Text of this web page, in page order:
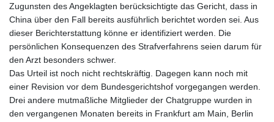
Zugunsten des Angeklagten berücksichtigte das Gericht, dass in
China über den Fall bereits ausführlich berichtet worden sei. Aus
dieser Berichterstattung könne er identifiziert werden. Die
persönlichen Konsequenzen des Strafverfahrens seien darum für
den Arzt besonders schwer.
Das Urteil ist noch nicht rechtskräftig. Dagegen kann noch mit
einer Revision vor dem Bundesgerichtshof vorgegangen werden.
Drei andere mutmaßliche Mitglieder der Chatgruppe wurden in
den vergangenen Monaten bereits in Frankfurt am Main, Berlin